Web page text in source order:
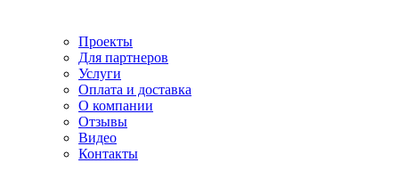
Проекты
Для партнеров
Услуги
Оплата и доставка
О компании
Отзывы
Видео
Контакты